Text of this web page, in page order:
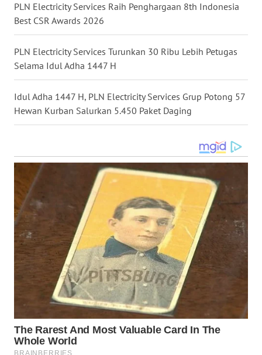
PLN Electricity Services Raih Penghargaan 8th Indonesia
Best CSR Awards 2026
PLN Electricity Services Turunkan 30 Ribu Lebih Petugas
Selama Idul Adha 1447 H
Idul Adha 1447 H, PLN Electricity Services Grup Potong 57
Hewan Kurban Salurkan 5.450 Paket Daging
TAPANULI
SELATAN
WN
TANJUNG
LESUNG
WN
KARO
WN
SIMALUNGUN
LABUHANBATU
WN
TAPANULI
TENGAH
WN DELI
SERDANG
WN
TEBING